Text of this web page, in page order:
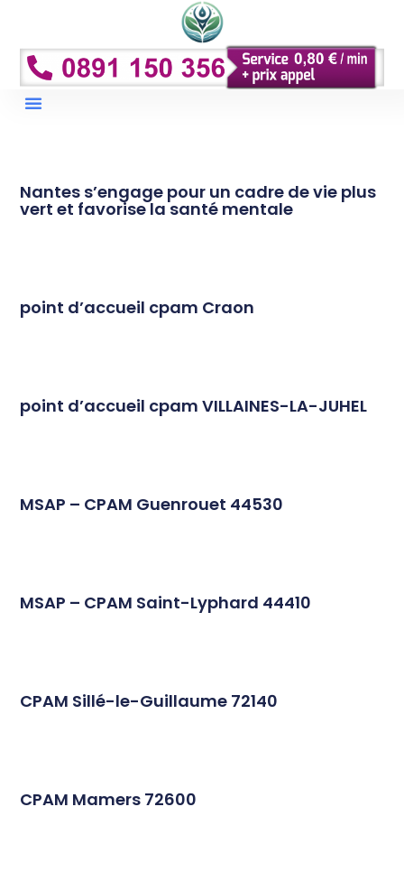
Nantes s’engage pour un cadre de vie plus
vert et favorise la santé mentale
point d’accueil cpam Craon
point d’accueil cpam VILLAINES-LA-JUHEL
MSAP – CPAM Guenrouet 44530
MSAP – CPAM Saint-Lyphard 44410
CPAM Sillé-le-Guillaume 72140
CPAM Mamers 72600